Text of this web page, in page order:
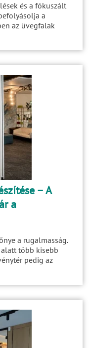
és a fókuszált
a
az üvegfalak
– A
a
a rugalmasság.
több kisebb
pedig az